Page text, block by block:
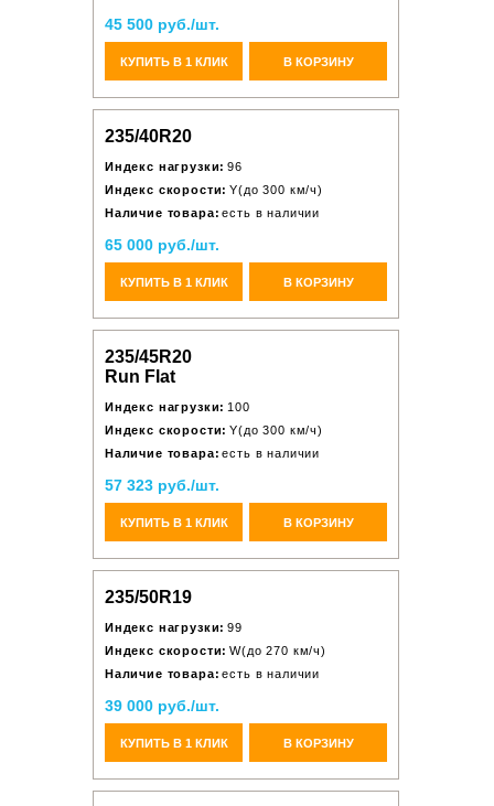
45 500 руб./шт.
КУПИТЬ В 1 КЛИК В КОРЗИНУ
235/40R20
Индекс нагрузки: 96
Индекс скорости: Y(до 300 км/ч)
Наличие товара: есть в наличии
65 000 руб./шт.
КУПИТЬ В 1 КЛИК В КОРЗИНУ
235/45R20
Run Flat
Индекс нагрузки: 100
Индекс скорости: Y(до 300 км/ч)
Наличие товара: есть в наличии
57 323 руб./шт.
КУПИТЬ В 1 КЛИК В КОРЗИНУ
235/50R19
Индекс нагрузки: 99
Индекс скорости: W(до 270 км/ч)
Наличие товара: есть в наличии
39 000 руб./шт.
КУПИТЬ В 1 КЛИК В КОРЗИНУ